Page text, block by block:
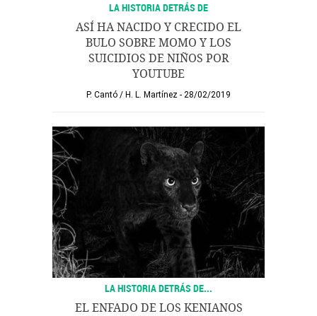
LA HISTORIA DETRÁS DE
ASÍ HA NACIDO Y CRECIDO EL
BULO SOBRE MOMO Y LOS
SUICIDIOS DE NIÑOS POR
YOUTUBE
P. Cantó / H. L. Martínez 28/02/2019
LA HISTORIA DETRÁS DE...
EL ENFADO DE LOS KENIANOS